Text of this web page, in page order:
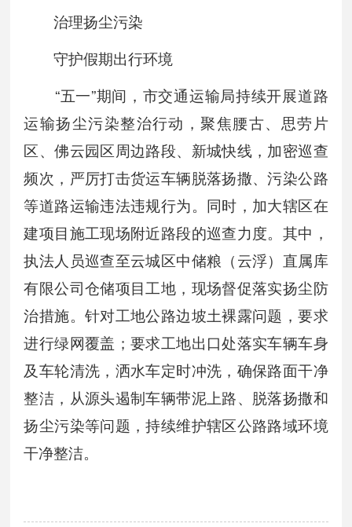
治理扬尘污染
守护假期出行环境
“五一”期间，市交通运输局持续开展道路
运输扬尘污染整治行动，聚焦腰古、思劳片
区、佛云园区周边路段、新城快线，加密巡查
频次，严厉打击货运车辆脱落扬撒、污染公路
等道路运输违法违规行为。同时，加大辖区在
建项目施工现场附近路段的巡查力度。其中，
执法人员巡查至云城区中储粮（云浮）直属库
有限公司仓储项目工地，现场督促落实扬尘防
治措施。针对工地公路边坡土裸露问题，要求
进行绿网覆盖；要求工地出口处落实车辆车身
及车轮清洗，洒水车定时冲洗，确保路面干净
整洁，从源头遏制车辆带泥上路、脱落扬撒和
扬尘污染等问题，持续维护辖区公路路域环境
干净整洁。